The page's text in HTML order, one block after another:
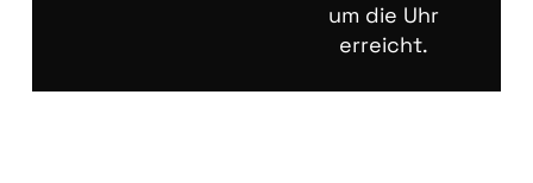
um die Uhr
erreicht.